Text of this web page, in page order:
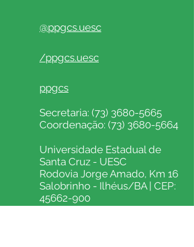
@ppgcs.uesc
/ppgcs.uesc
ppgcs
Secretaria: (73) 3680-5665
Coordenação: (73) 3680-5664
Universidade Estadual de
Santa Cruz - UESC
Rodovia Jorge Amado, Km 16
Salobrinho - Ilhéus/BA | CEP:
45662-900